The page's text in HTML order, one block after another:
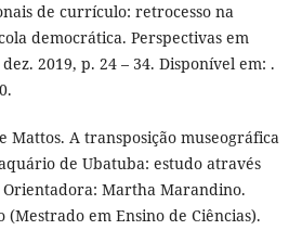
de currículo: retrocesso na
democrática. Perspectivas em
2019, p. 24 – 34. Disponível em: .
Mattos. A transposição museográfica
de Ubatuba: estudo através
Orientadora: Martha Marandino.
(Mestrado em Ensino de Ciências).